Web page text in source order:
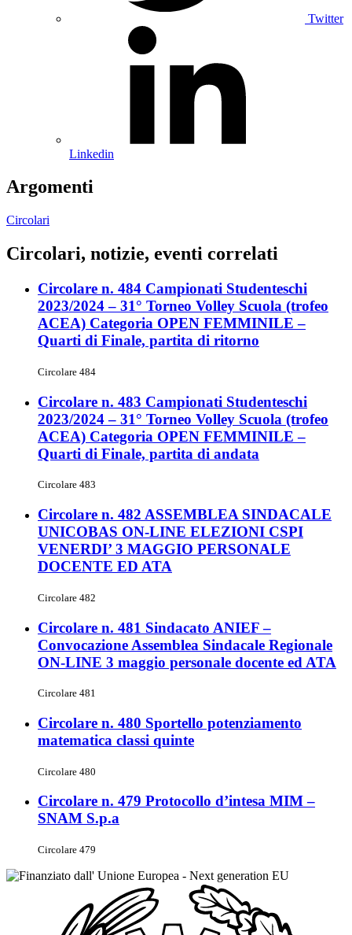
Twitter
Linkedin
Argomenti
Circolari
Circolari, notizie, eventi correlati
Circolare n. 484 Campionati Studenteschi
2023/2024 – 31° Torneo Volley Scuola (trofeo
ACEA) Categoria OPEN FEMMINILE –
Quarti di Finale, partita di ritorno
Circolare 484
Circolare n. 483 Campionati Studenteschi
2023/2024 – 31° Torneo Volley Scuola (trofeo
ACEA) Categoria OPEN FEMMINILE –
Quarti di Finale, partita di andata
Circolare 483
Circolare n. 482 ASSEMBLEA SINDACALE
UNICOBAS ON-LINE ELEZIONI CSPI
VENERDI’ 3 MAGGIO PERSONALE
DOCENTE ED ATA
Circolare 482
Circolare n. 481 Sindacato ANIEF –
Convocazione Assemblea Sindacale Regionale
ON-LINE 3 maggio personale docente ed ATA
Circolare 481
Circolare n. 480 Sportello potenziamento
matematica classi quinte
Circolare 480
Circolare n. 479 Protocollo d’intesa MIM –
SNAM S.p.a
Circolare 479